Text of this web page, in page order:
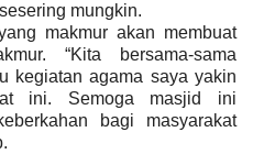
mungkin.
makmur akan membuat
“Kita bersama-sama
kegiatan agama saya yakin
ini. Semoga masjid ini
bagi masyarakat